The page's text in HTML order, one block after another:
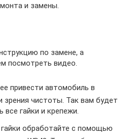
и замены.
по замене, а
посмотреть видео.
привести автомобиль в
зрения чистоты. Так вам будет
гайки и крепежи.
обработайте с помощью